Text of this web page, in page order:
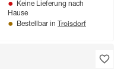
Keine Lieferung nach
Hause
Bestellbar in Troisdorf